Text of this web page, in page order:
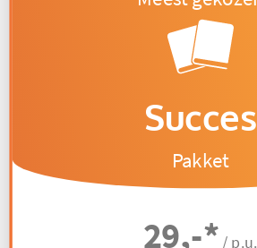
Succes
Pakket
29,-* / p.u.